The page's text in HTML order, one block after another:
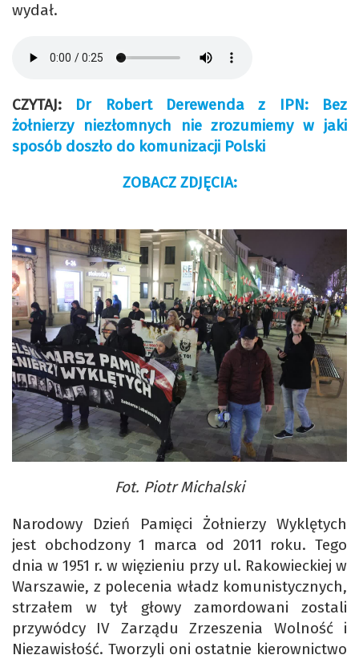
wydał.
CZYTAJ: Dr Robert Derewenda z IPN: Bez
żołnierzy niezłomnych nie zrozumiemy w jaki
sposób doszło do komunizacji Polski
ZOBACZ ZDJĘCIA:
Fot. Piotr Michalski
Narodowy Dzień Pamięci Żołnierzy Wyklętych
jest obchodzony 1 marca od 2011 roku. Tego
dnia w 1951 r. w więzieniu przy ul. Rakowieckiej w
Warszawie, z polecenia władz komunistycznych,
strzałem w tył głowy zamordowani zostali
przywódcy IV Zarządu Zrzeszenia Wolność i
Niezawisłość. Tworzyli oni ostatnie kierownictwo